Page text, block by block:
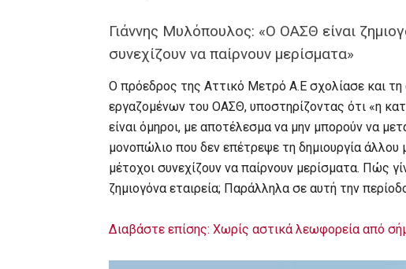
Γιάννης Μυλόπουλος: «Ο ΟΑΣΘ είναι
συνεχίζουν να παίρνουν μερίσματα»
Ο πρόεδρος της Αττικό Μετρό Α.Ε σχολίασε και τη
εργαζομένων του ΟΑΣΘ, υποστηρίζοντας ότι «η
είναι όμηροι, με αποτέλεσμα να μην μπορούν να
μονοπώλιο που δεν επέτρεψε τη δημιουργία άλλου
μέτοχοι συνεχίζουν να παίρνουν μερίσματα. Πώς
ζημιογόνα εταιρεία; Παράλληλα σε αυτή την
Διαβάστε επίσης: Χωρίς αστικά λεωφορεία από